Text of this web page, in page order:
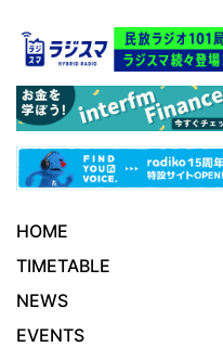
HOME
TIMETABLE
NEWS
EVENTS